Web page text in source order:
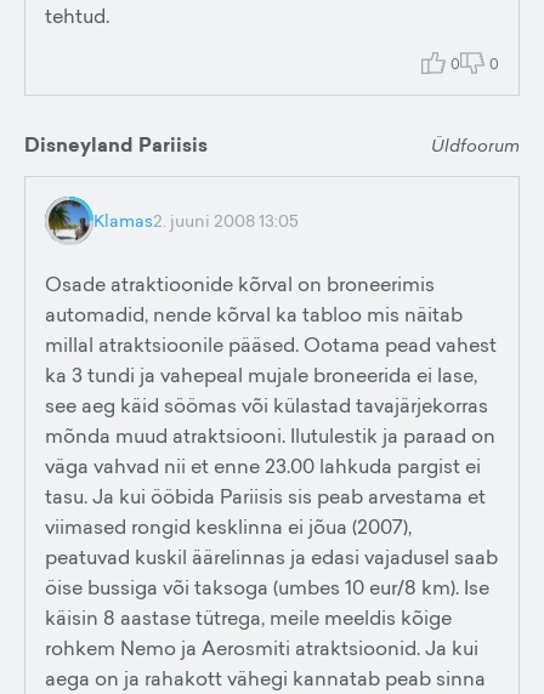
tehtud.
0 0
Disneyland Pariisis Üldfoorum
Klamas2. juuni 2008 13:05
Osade atraktioonide kõrval on broneerimis
automadid, nende kõrval ka tabloo mis näitab
millal atraktsioonile pääsed. Ootama pead vahest
ka 3 tundi ja vahepeal mujale broneerida ei lase,
see aeg käid söömas või külastad tavajärjekorras
mõnda muud atraktsiooni. Ilutulestik ja paraad on
väga vahvad nii et enne 23.00 lahkuda pargist ei
tasu. Ja kui ööbida Pariisis sis peab arvestama et
viimased rongid kesklinna ei jõua (2007),
peatuvad kuskil äärelinnas ja edasi vajadusel saab
öise bussiga või taksoga (umbes 10 eur/8 km). Ise
käisin 8 aastase tütrega, meile meeldis kõige
rohkem Nemo ja Aerosmiti atraktsioonid. Ja kui
aega on ja rahakott vähegi kannatab peab sinna